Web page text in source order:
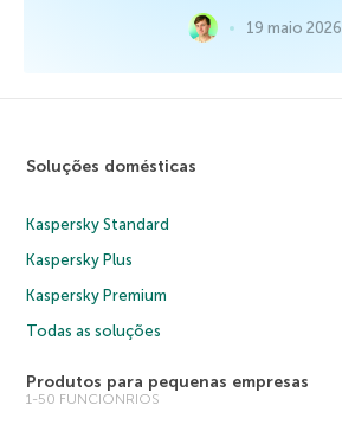
19 maio 2026
Soluções domésticas
Kaspersky Standard
Kaspersky Plus
Kaspersky Premium
Todas as soluções
Produtos para pequenas empresas
1-50 FUNCIONRIOS